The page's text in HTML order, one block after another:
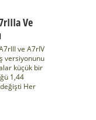
Ve
ve A7rIV
versiyonunu
küçük bir
1,44
Her